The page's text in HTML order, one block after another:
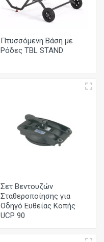
Πτυσσόμενη Βάση με
Ρόδες TBL STAND
Σετ Βεντουζών
Σταθεροποίησης για
Οδηγό Ευθείας Κοπής
UCP 90